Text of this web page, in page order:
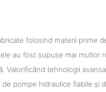
folosind materii prime
au fost supuse mai multor
Valorificând tehnologii
pompe hidraulice fiabile și